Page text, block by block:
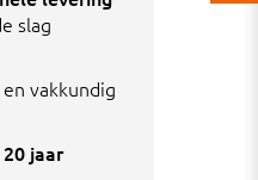
slag
vakkundig
jaar